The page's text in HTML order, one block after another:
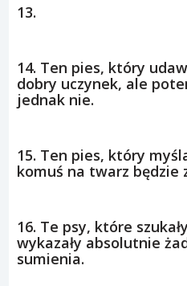
13.
14. Ten pies, który
dobry uczynek, ale
jednak nie.
15. Ten pies, który
komuś na twarz będzie
16. Te psy, które
wykazały absolutnie
sumienia.